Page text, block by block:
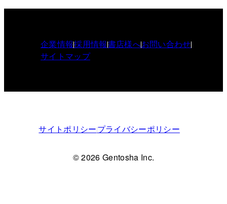
企業情報採用情報書店様へお問い合わせ
サイトマップ
サイトポリシープライバシーポリシー
© 2026 Gentosha Inc.